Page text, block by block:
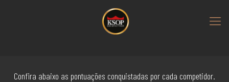
Confira abaixo as pontuações conquistadas por cada competidor.